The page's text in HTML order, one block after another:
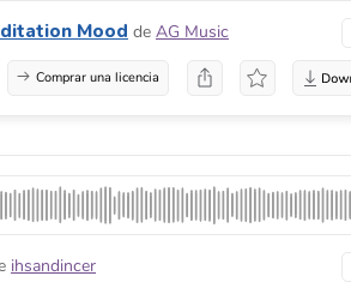
Mood de AG Music
Comprar una licencia
ihsandincer